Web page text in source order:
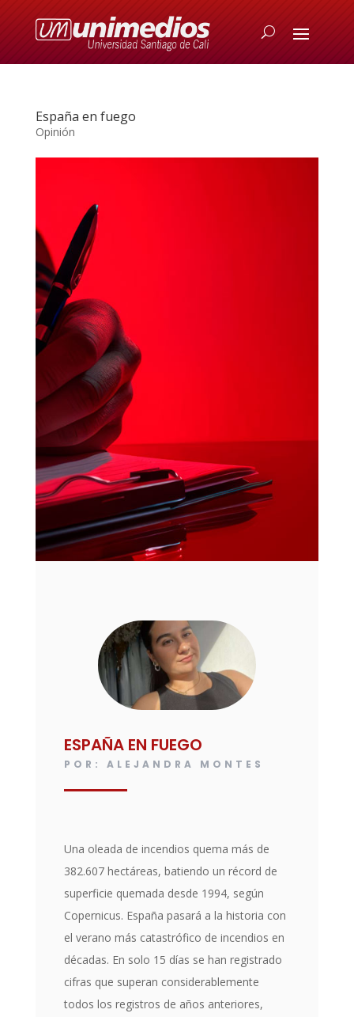
España en fuego
Opinión
ESPAÑA EN FUEGO
POR: ALEJANDRA MONTES
Una oleada de incendios quema más de
382.607 hectáreas, batiendo un récord de
superficie quemada desde 1994, según
Copernicus. España pasará a la historia con
el verano más catastrófico de incendios en
décadas. En solo 15 días se han registrado
cifras que superan considerablemente
todos los registros de años anteriores,